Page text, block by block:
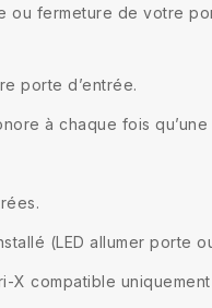
fermeture de votre
porte d’entrée.
à chaque fois
(LED allumer porte
compatible